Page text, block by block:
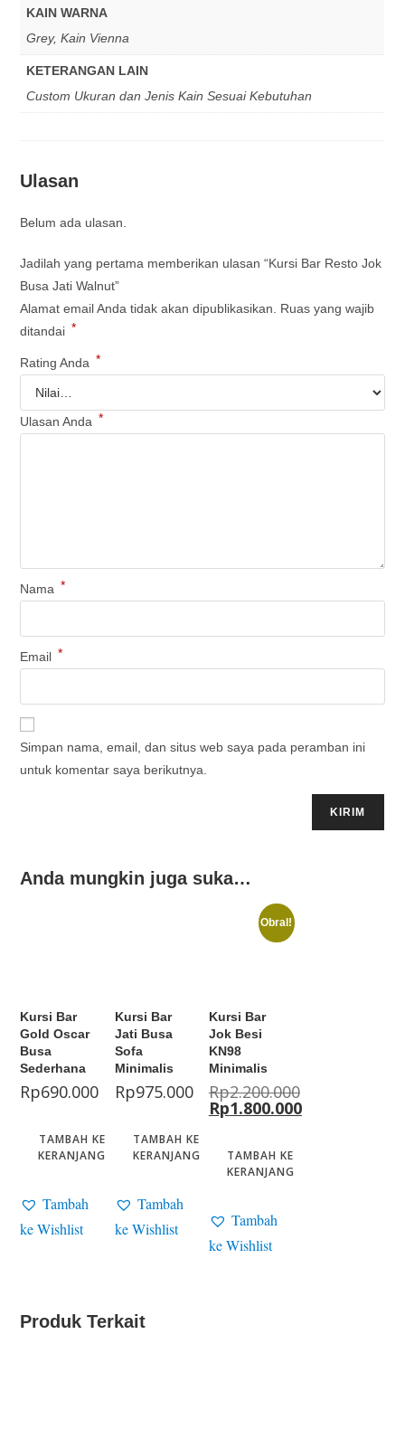
KAIN WARNA
Grey, Kain Vienna
KETERANGAN LAIN
Custom Ukuran dan Jenis Kain Sesuai Kebutuhan
Ulasan
Belum ada ulasan.
Jadilah yang pertama memberikan ulasan “Kursi Bar Resto Jok
Busa Jati Walnut”
Alamat email Anda tidak akan dipublikasikan.
Ruas yang wajib
ditandai *
Rating Anda *
Ulasan Anda *
Nama *
Email *
Simpan nama, email, dan situs web saya pada peramban ini
untuk komentar saya berikutnya.
Anda mungkin juga suka…
Kursi Bar
Gold Oscar
Busa
Sederhana
Rp690.000
TAMBAH KE
KERANJANG
Tambah
ke Wishlist
Kursi Bar
Jati Busa
Sofa
Minimalis
Rp975.000
TAMBAH KE
KERANJANG
Tambah
ke Wishlist
Obral!
Kursi Bar
Jok Besi
KN98
Minimalis
Rp2.200.000
Rp1.800.000
TAMBAH KE
KERANJANG
Tambah
ke Wishlist
Produk Terkait